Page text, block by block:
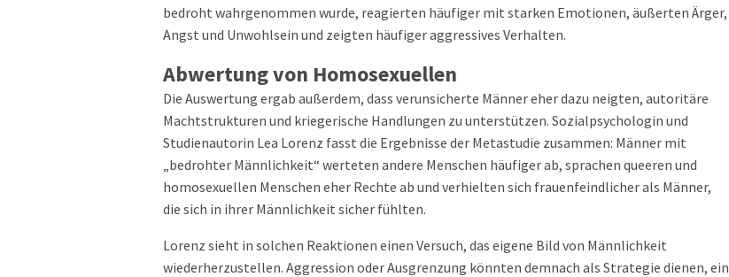
bedroht wahrgenommen wurde, reagierten häufiger mit starken Emotionen, äußerten Ärger,
Angst und Unwohlsein und zeigten häufiger aggressives Verhalten.
Abwertung von Homosexuellen
Die Auswertung ergab außerdem, dass verunsicherte Männer eher dazu neigten, autoritäre
Machtstrukturen und kriegerische Handlungen zu unterstützen. Sozialpsychologin und
Studienautorin Lea Lorenz fasst die Ergebnisse der Metastudie zusammen: Männer mit
„bedrohter Männlichkeit“ werteten andere Menschen häufiger ab, sprachen queeren und
homosexuellen Menschen eher Rechte ab und verhielten sich frauenfeindlicher als Männer,
die sich in ihrer Männlichkeit sicher fühlten.
Lorenz sieht in solchen Reaktionen einen Versuch, das eigene Bild von Männlichkeit
wiederherzustellen. Aggression oder Ausgrenzung könnten demnach als Strategie dienen, ein